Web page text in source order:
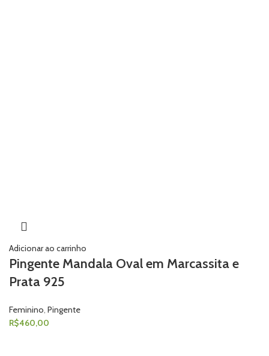
Adicionar ao carrinho
Pingente Mandala Oval em Marcassita e
Prata 925
Feminino Pingente
R$460,00